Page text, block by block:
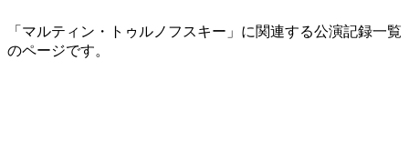
「マルティン・トゥルノフスキー」に関連する公演記録一覧
のページです。